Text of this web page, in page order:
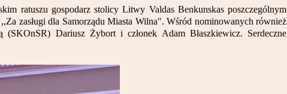
ratuszu gospodarz stolicy Litwy Valdas Benkunskas poszczególnym
zasługi dla Samorządu Miasta Wilna". Wśród nominowanych również
(SKOnSR) Dariusz Żybort i członek Adam Błaszkiewicz. Serdeczne